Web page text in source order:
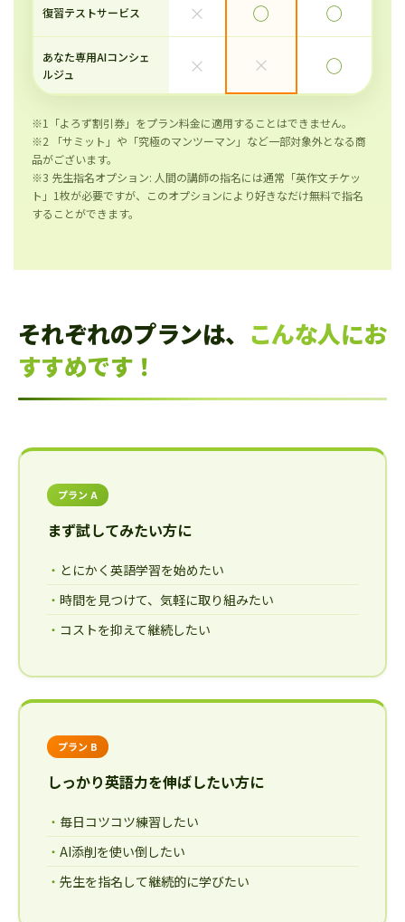
復習テストサービス × ◯ ◯
あなた専用AIコンシェ
ルジュ
× × ◯
※1「よろず割引券」をプラン料金に適用することはできません。
※2 「サミット」や「究極のマンツーマン」など一部対象外となる商
品がございます。
※3 先生指名オプション: 人間の講師の指名には通常「英作文チケッ
ト」1枚が必要ですが、このオプションにより好きなだけ無料で指名
することができます。
それぞれのプランは、 こんな人にお
すすめです！
プラン A
まず試してみたい方に
とにかく英語学習を始めたい
時間を見つけて、気軽に取り組みたい
コストを抑えて継続したい
プラン B
しっかり英語力を伸ばしたい方に
毎日コツコツ練習したい
AI添削を使い倒したい
先生を指名して継続的に学びたい